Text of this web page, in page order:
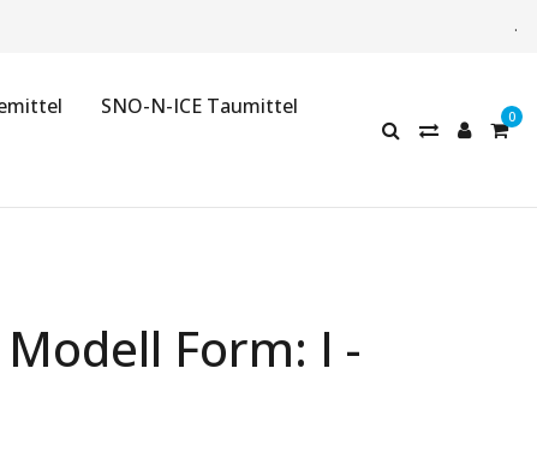
.
SNO-N-ICE Taumittel
Form: I -